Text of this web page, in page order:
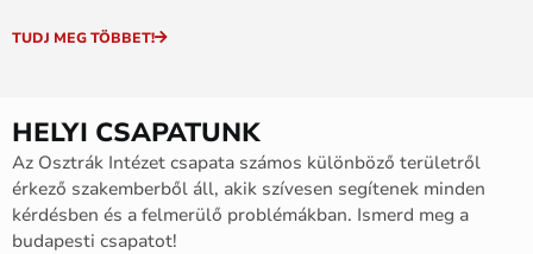
TUDJ MEG TÖBBET!
HELYI CSAPATUNK
Az Osztrák Intézet csapata számos különböző területről
érkező szakemberből áll, akik szívesen segítenek minden
kérdésben és a felmerülő problémákban. Ismerd meg a
budapesti csapatot!